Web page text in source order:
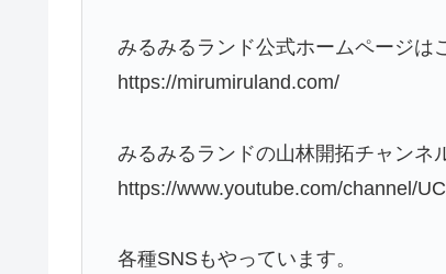
みるみるランド公式ホームページは
https://mirumiruland.com/
みるみるランドの山林開拓チャンネ
https://www.youtube.com/channel/
各種SNSもやっています。